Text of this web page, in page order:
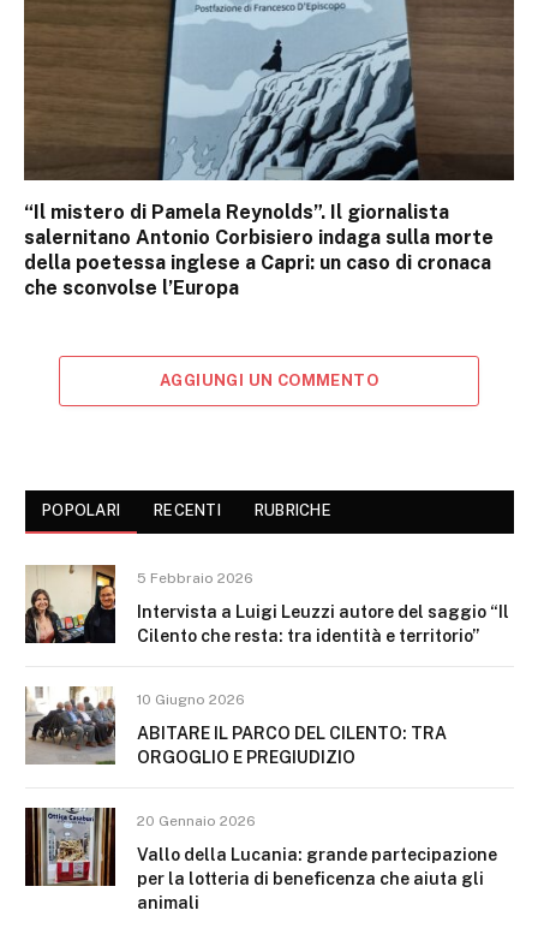
“Il mistero di Pamela Reynolds”. Il giornalista
salernitano Antonio Corbisiero indaga sulla morte
della poetessa inglese a Capri: un caso di cronaca
che sconvolse l’Europa
AGGIUNGI UN COMMENTO
POPOLARI RECENTI RUBRICHE
5 Febbraio 2026
Intervista a Luigi Leuzzi autore del saggio “Il
Cilento che resta: tra identità e territorio”
10 Giugno 2026
ABITARE IL PARCO DEL CILENTO: TRA
ORGOGLIO E PREGIUDIZIO
20 Gennaio 2026
Vallo della Lucania: grande partecipazione
per la lotteria di beneficenza che aiuta gli
animali